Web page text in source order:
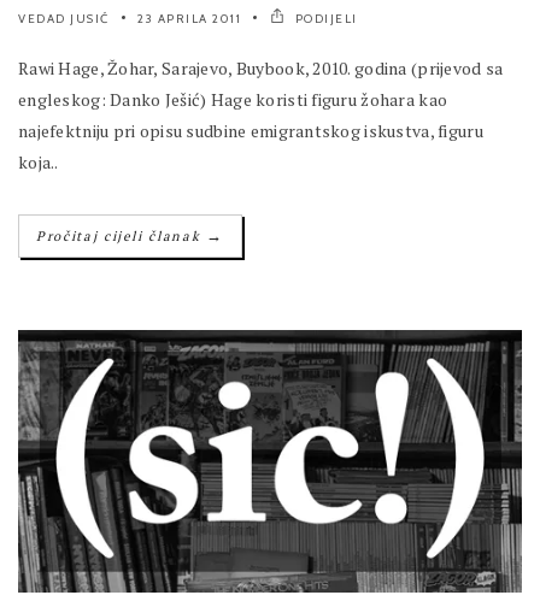
VEDAD JUSIĆ 23 APRILA 2011 PODIJELI
Rawi Hage, Žohar, Sarajevo, Buybook, 2010. godina (prijevod sa
engleskog: Danko Ješić) Hage koristi figuru žohara kao
najefektniju pri opisu sudbine emigrantskog iskustva, figuru
koja..
Pročitaj cijeli članak →